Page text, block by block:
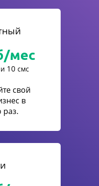
мес
10 смс
свой
в
раз.